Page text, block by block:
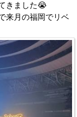
きました😭
来月の福岡でリベ